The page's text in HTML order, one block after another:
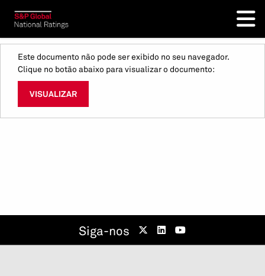
Este documento não pode ser exibido no seu navegador.
Clique no botão abaixo para visualizar o documento:
VISUALIZAR
Siga-nos